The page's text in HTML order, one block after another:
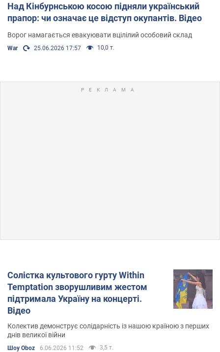
Над Кінбурнською косою підняли український
прапор: чи означає це відступ окупантів. Відео
Ворог намагається евакуювати вцілілий особовий склад
War 25.06.2026 17:57 10,0 т.
Солістка культового гурту Within
Temptation зворушливим жестом
підтримала Україну на концерті.
Відео
Колектив демонструє солідарність із нашою країною з перших
днів великої війни
Шоу Oboz 6.06.2026 11:52 3,5 т.